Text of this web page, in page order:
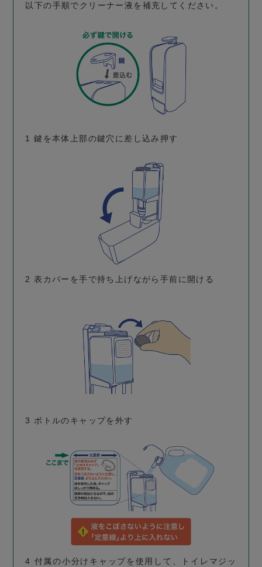
以下の手順でクリーナー液を補充してください。
1 鍵を本体上部の鍵穴に差し込み押す
2 表カバーを手で持ち上げながら手前に開ける
3 ボトルのキャップを外す
4 付属の小分けキャップを使用して、トイレマジッ